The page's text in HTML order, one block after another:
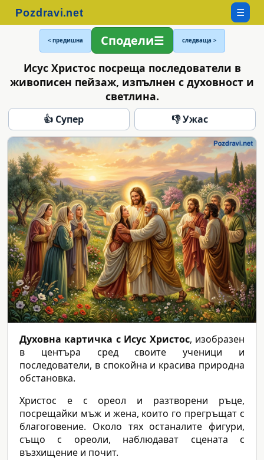
☰
< предишна Сподели следваща >
Исус Христос посреща последователи в
живописен пейзаж, изпълнен с духовност и
светлина.
👍 Супер 👎 Ужас
Духовна картичка с Исус Христос, изобразен
в центъра сред своите ученици и
последователи, в спокойна и красива природна
обстановка.
Христос е с ореол и разтворени ръце,
посрещайки мъж и жена, които го прегръщат с
благоговение. Около тях останалите фигури,
също с ореоли, наблюдават сцената с
възхищение и почит.